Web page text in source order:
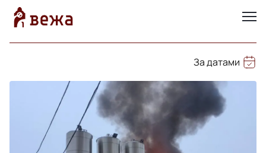
За датами